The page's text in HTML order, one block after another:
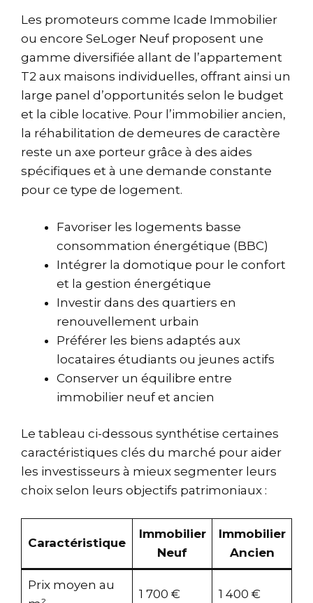
Les promoteurs comme Icade Immobilier
ou encore SeLoger Neufproposent une
gamme diversifiée allant de l’appartement
T2 aux maisons individuelles, offrant ainsi un
large panel d’opportunités selon le budget
et la cible locative. Pour l’immobilier ancien,
la réhabilitation de demeures de caractère
reste un axe porteur grâce à des aides
spécifiques et à une demande constante
pour ce type de logement.
Favoriser les logements basse
consommation énergétique (BBC)
Intégrer la domotique pour le confort
et la gestion énergétique
Investir dans des quartiers en
renouvellement urbain
Préférer les biens adaptés aux
locataires étudiants ou jeunes actifs
Conserver un équilibre entre
immobilier neuf et ancien
Le tableau ci-dessous synthétise certaines
caractéristiques clés du marché pour aider
les investisseurs à mieux segmenter leurs
choix selon leurs objectifs patrimoniaux :
Caractéristique
Immobilier
Neuf
Immobilier
Ancien
Prix moyen au
1 700 € 1 400 €